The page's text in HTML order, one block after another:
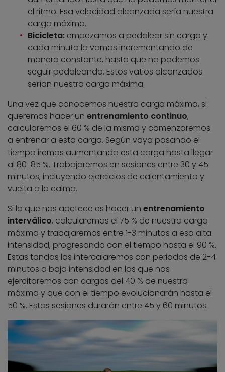
el ritmo. Esa velocidad alcanzada sería nuestra
carga máxima.
Bicicleta: empezamos a pedalear sin carga y
cada minuto la vamos incrementando de
manera constante, hasta que no podemos
seguir pedaleando. Estos vatios alcanzados
serían nuestra carga máxima.
Una vez que conocemos nuestra carga máxima, si
queremos hacer un entrenamiento continuo,
calcularemos el 60 % de la misma y comenzaremos
a entrenar a esta carga. Según vaya pasando el
tiempo iremos aumentando esta carga hasta llegar
al 80-85 %. Trabajaremos en sesiones entre 30 y 45
minutos, incluyendo ejercicios de calentamiento y
vuelta a la calma.
Si lo que nos apetece es hacer un entrenamiento
interválico, calcularemos el 75 % de nuestra carga
máxima y trabajaremos entre 1-3 minutos a esa alta
intensidad, progresando con el tiempo hasta el 90 %.
Estas tandas las intercalaremos con periodos de 2-4
minutos a baja intensidad en los que nos
ejercitaremos con cargas del 40 % de nuestra
máxima y que con el tiempo evolucionarán hasta el
50 %. Estas sesiones durarán entre 45 y 60 minutos.